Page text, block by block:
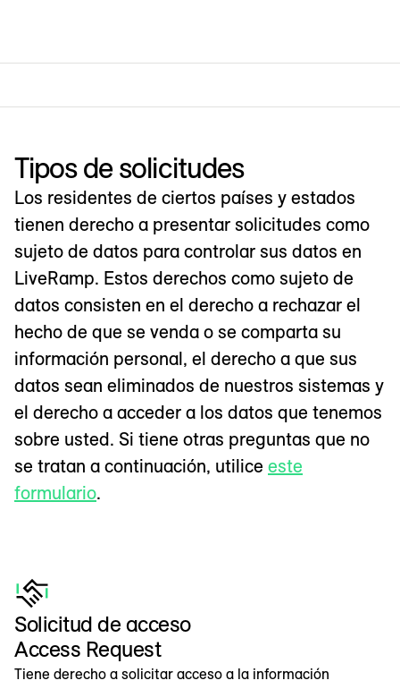
Tipos de solicitudes
Los residentes de ciertos países y estados
tienen derecho a presentar solicitudes como
sujeto de datos para controlar sus datos en
LiveRamp. Estos derechos como sujeto de
datos consisten en el derecho a rechazar el
hecho de que se venda o se comparta su
información personal, el derecho a que sus
datos sean eliminados de nuestros sistemas y
el derecho a acceder a los datos que tenemos
sobre usted. Si tiene otras preguntas que no
se tratan a continuación, utilice este
formulario.
Solicitud de acceso
Access Request
Tiene derecho a solicitar acceso a la información